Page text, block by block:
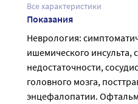
Все характеристики
Показания
Неврология:
ишемического инсульта,
недостаточности,
головного мозга,
энцефалопатии.